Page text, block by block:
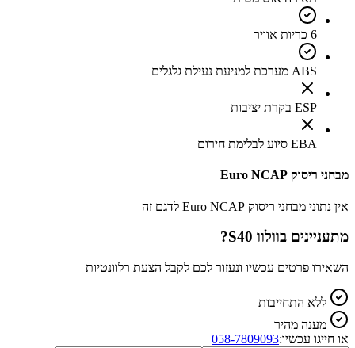
6 כריות אוויר
ABS מערכת למניעת נעילת גלגלים
ESP בקרת יציבות
EBA סיוע לבלימת חירום
מבחני ריסוק Euro NCAP
אין נתוני מבחני ריסוק Euro NCAP לדגם זה
מתעניינים בוולוו S40 ?
השאירו פרטים עכשיו ונעזור לכם לקבל הצעת רלוונטיות
ללא התחייבות
מענה מהיר
או חייגו עכשיו:058-7809093